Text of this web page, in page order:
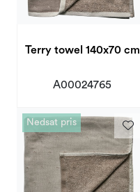
Terry towel 140x70 cm
A00024765
Nedsat pris